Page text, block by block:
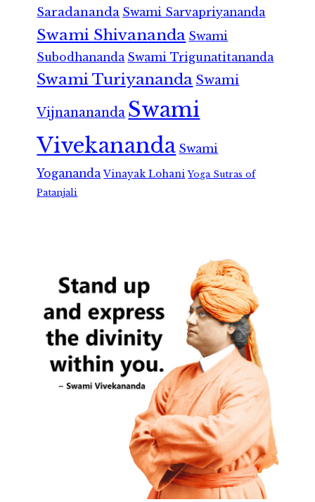
Saradananda Swami Sarvapriyananda
Swami Shivananda Swami
Subodhananda Swami Trigunatitananda
Swami Turiyananda Swami
Vijnanananda Swami
Vivekananda Swami
Yogananda Vinayak Lohani Yoga Sutras of
Patanjali